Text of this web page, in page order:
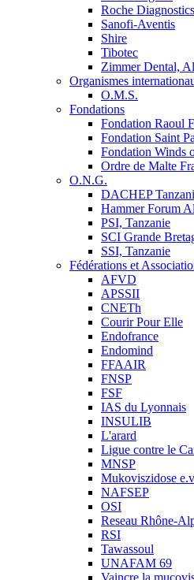
Roche Diagnostics
Sanofi-Aventis
Shire
Tibotec
Zimmer Dental,
Organismes
O.M.S.
Fondations
Fondation Raoul
Fondation Saint
Fondation Winds
Ordre de Malte
O.N.G.
DACHEP
Hammer Forum
PSI, Tanzanie
SCI Grande
SSI, Tanzanie
Fédérations et
AFVD
APSSII
CNETh
Courir Pour Elle
Endofrance
Endomind
FFAAIR
FNSP
FSF
IAS du Lyonnais
INSULIB
L'arard
Ligue contre le
MNSP
Mukoviszidose
NAFSEP
OSI
Reseau Rhône-
RSI
Tawassoul
UNAFAM 69
Vaincre la